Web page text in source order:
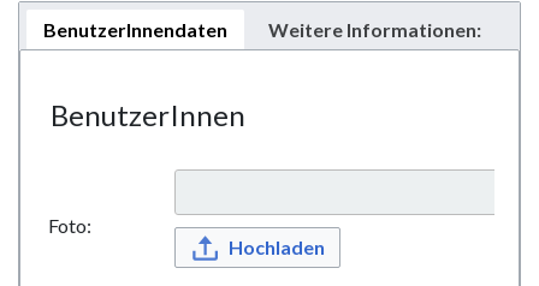
BenutzerInnendaten Weitere Informationen:
BenutzerInnen
Foto:
Hochladen